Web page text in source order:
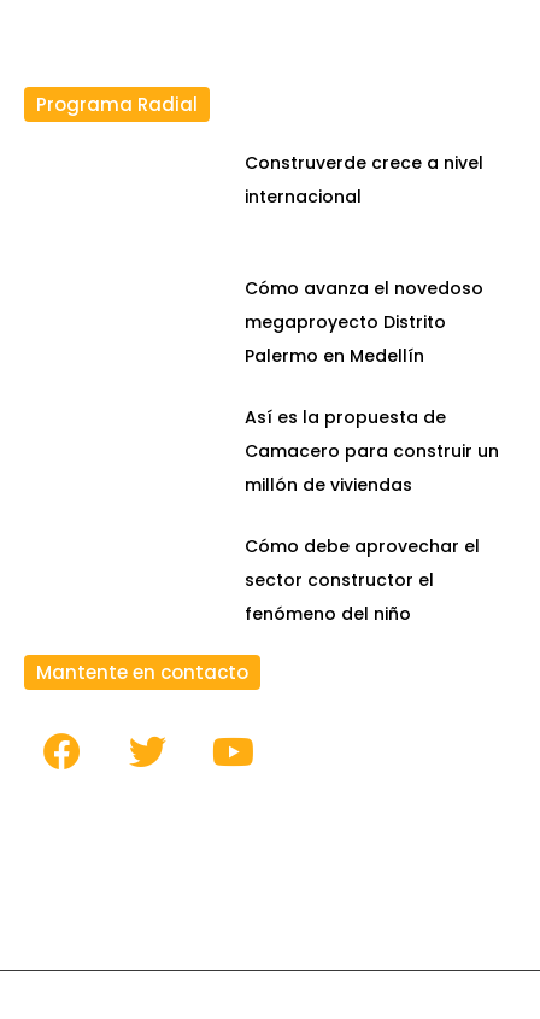
Programa Radial
Construverde crece a nivel
internacional
Cómo avanza el novedoso
megaproyecto Distrito
Palermo en Medellín
Así es la propuesta de
Camacero para construir un
millón de viviendas
Cómo debe aprovechar el
sector constructor el
fenómeno del niño
Mantente en contacto